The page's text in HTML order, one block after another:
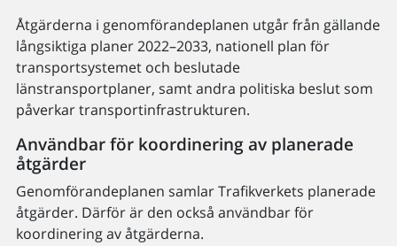
Åtgärderna i genomförandeplanen utgår från gällande
långsiktiga planer 2022–2033, nationell plan för
transportsystemet och beslutade
länstransportplaner, samt andra politiska beslut som
påverkar transportinfrastrukturen.
Användbar för koordinering av planerade
åtgärder
Genomförandeplanen samlar Trafikverkets planerade
åtgärder. Därför är den också användbar för
koordinering av åtgärderna.